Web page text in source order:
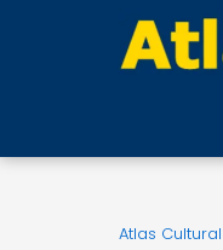
Atlas Cultural